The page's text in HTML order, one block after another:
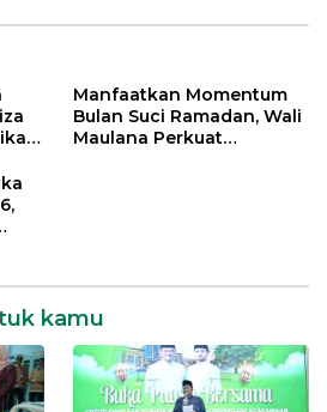
Manfaatkan Momentum
Bulan Suci Ramadan, Wali
Maulana Perkuat
kamu